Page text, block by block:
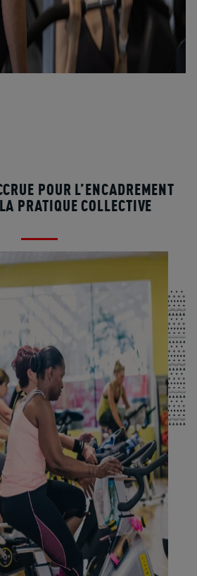
POUR L’ENCADREMENT
PRATIQUE COLLECTIVE